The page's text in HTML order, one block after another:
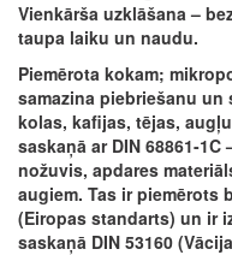
Vienkārša uzklāšana –
taupa laiku un naudu.
Piemērota kokam;
samazina piebriešanu
kolas, kafijas, tējas,
saskaņā ar DIN 68861-
nožuvis, apdares
augiem. Tas ir piemērots
(Eiropas standarts) un ir
saskaņā DIN 53160